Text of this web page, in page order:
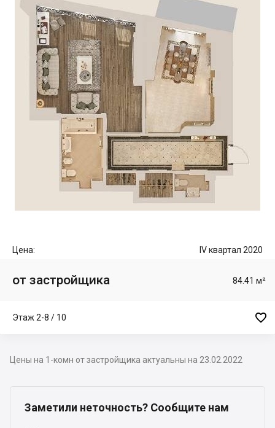
Цена: IV квартал 2020
от застройщика 84.41 м²
Этаж 2-8 / 10 
Цены на 1-комн от застройщика актуальны на 23.02.2022
Заметили неточность? Сообщите нам